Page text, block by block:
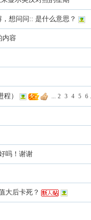
想问问:: 是什么意思？
内容
） ... 2 3 4 5 6
吗！谢谢
大后卡死？